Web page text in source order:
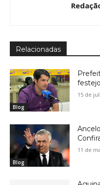
Relacionadas
Blog
15 de
Blog
11 de